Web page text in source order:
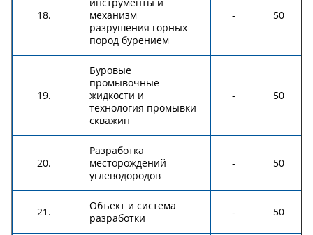
18.
механизм
разрушения горных
пород бурением
- 50
19.
Буровые
промывочные
жидкости и
технология промывки
скважин
- 50
20.
Разработка
месторождений
углеводородов
- 50
21.
Объект и система
разработки
- 50